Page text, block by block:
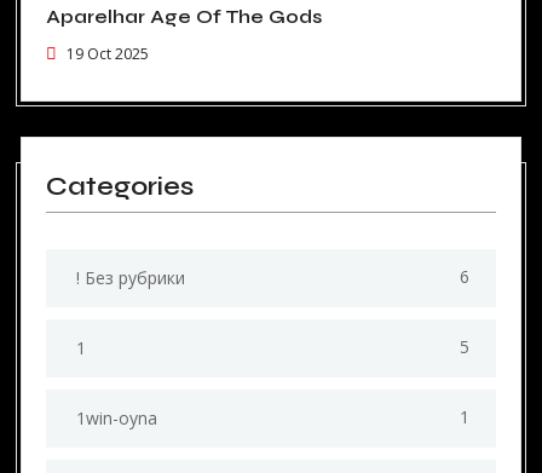
Aparelhar Age Of The Gods
19 Oct 2025
Categories
! Без рубрики 6
1 5
1win-oyna 1